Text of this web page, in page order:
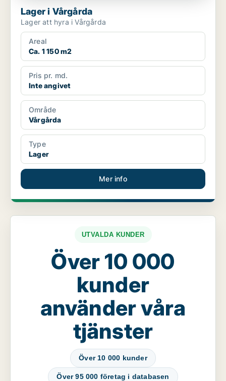
Lager i Vårgårda
Lager att hyra i Vårgårda
Areal
Ca. 1 150 m2
Pris pr. md.
Inte angivet
Område
Vårgårda
Type
Lager
Mer info
UTVALDA KUNDER
Över 10 000
kunder
använder våra
tjänster
Över 10 000 kunder
Över 95 000 företag i databasen